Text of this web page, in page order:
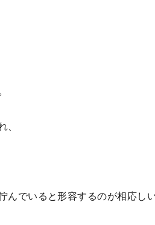
、
んでいると形容するのが相応しい